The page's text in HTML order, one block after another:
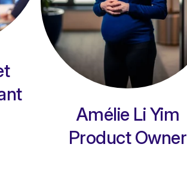
Amélie Li Yim
Product Owner